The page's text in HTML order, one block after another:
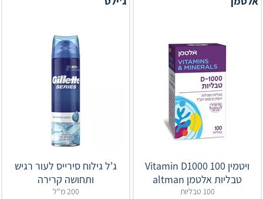
ויטמין Vitamin D1000 100
טבליות ‏אלטמן altman
100 טבליות
ג'ל גילוח סירייס לעור רגיש
ותחושה קרירה
200 מ"ל